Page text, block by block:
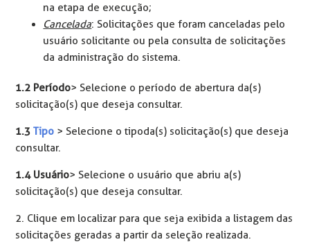
na etapa de execução;
Cancelada: Solicitações que foram canceladas pelo
usuário solicitante ou pela consulta de solicitações
da administração do sistema.
1.2 Período> Selecione o período de abertura da(s)
solicitação(s) que deseja consultar.
1.3Tipo > Selecione o tipo da(s) solicitação(s) que deseja
consultar.
1.4 Usuário> Selecione o usuário que abriu a(s)
solicitação(s) que deseja consultar.
2. Clique em localizar para que seja exibida a listagem das
solicitações geradas a partir da seleção realizada.